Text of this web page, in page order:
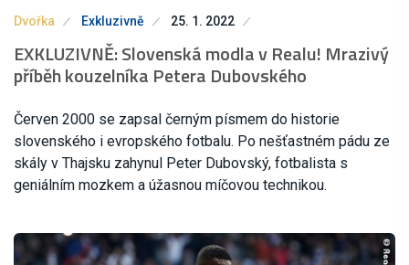
Dvořka Exkluzivně 25. 1. 2022
EXKLUZIVNĚ: Slovenská modla v Realu! Mrazivý
příběh kouzelníka Petera Dubovského
Červen 2000 se zapsal černým písmem do historie
slovenského i evropského fotbalu. Po nešťastném pádu ze
skály v Thajsku zahynul Peter Dubovský, fotbalista s
geniálním mozkem a úžasnou míčovou technikou.